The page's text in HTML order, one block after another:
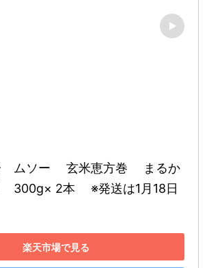
　ムソー　 玄米恵方巻　 まるか
300g× 2本 　※発送は1月18日
楽天市場で見る